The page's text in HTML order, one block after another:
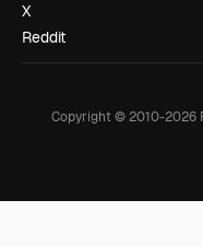
X
Reddit
Copyright © 2010-2026